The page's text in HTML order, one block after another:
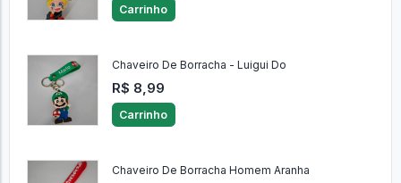
Carrinho
Chaveiro De Borracha - Luigui Do
R$ 8,99
Carrinho
Chaveiro De Borracha Homem Aranha